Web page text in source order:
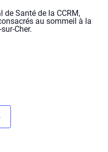
de Santé de la CCRM,
au sommeil à la
Cher.